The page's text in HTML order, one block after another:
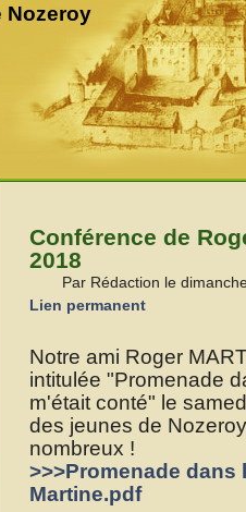
Nozeroy
Conférence de
2018
Par Rédaction le
Lien permanent
Notre ami Roger
intitulée "Promenade
m'était conté" le
des jeunes de
nombreux !
>>>Promenade dans
Martine.pdf